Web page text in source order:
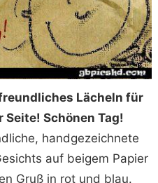
Lächeln für
Schönen Tag!
handgezeichnete
auf beigem Papier
Gruß in rot und blau.